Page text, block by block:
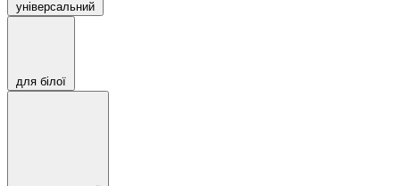
універсальний
для білої